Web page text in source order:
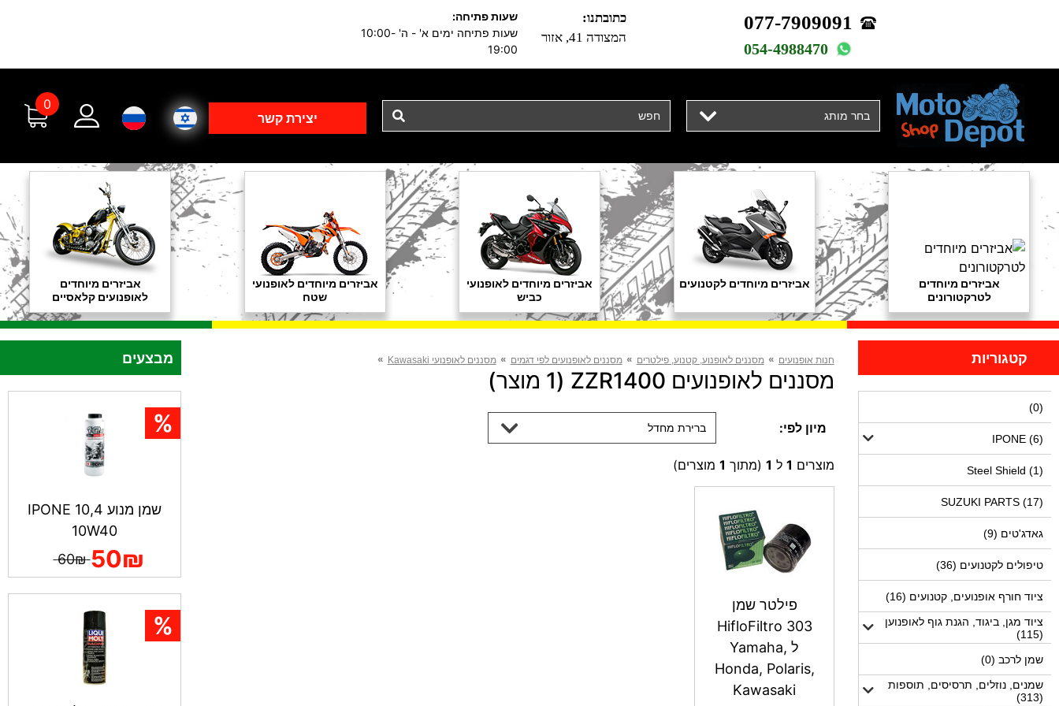
077-7909091
054-4988470
כתובתנו:
המצודה 41, אזור
שעות פתיחה:
שעות פתיחה ימים א' - ה' 10:00-
19:00
בחר מותג יצירת קשר
0
אביזרים מיוחדים
לטרקטורונים
אביזרים מיוחדים לקטנועים
אביזרים מיוחדים לאופנועי
כביש
אביזרים מיוחדים לאופנועי
שטח
אביזרים מיוחדים
לאופנועים קלאסיים
קטגוריות
(0)
IPONE (6)
Steel Shield (1)
SUZUKI PARTS (17)
גאדג'טים (9)
טיפולים לקטנועים (36)
ציוד חורף אופנועים, קטנועים (16)
ציוד מגן, ביגוד, הגנת גוף לאופנוען
(115)
שמן לרכב (0)
שמנים, נוזלים, תרסיסים, תוספות
(313)
חנות אופנועים » מסננים לאופנוע, קטנוע, פילטרים » מסננים לאופנועים לפי דגמים » מסננים לאופנועי Kawasaki »
מסננים לאופנועים ZZR1400 (1 מוצר)
מיון לפי: ברירת מחדל
מוצרים 1 ל 1 (מתוך 1 מוצרים)
פילטר שמן
HifloFiltro 303
ל Yamaha,
Honda, Polaris,
Kawasaki
מבצעים
שמן מנוע IPONE 10,4
10W40
50₪
60₪